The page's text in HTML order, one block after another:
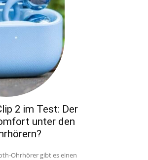
2 im Test: Der
unter den
Ohrhörer gibt es einen